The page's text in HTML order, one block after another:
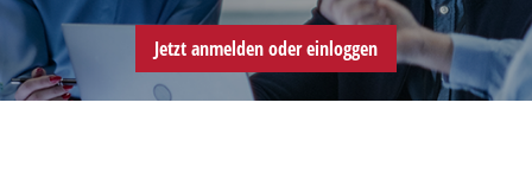
Jetzt anmelden oder einloggen